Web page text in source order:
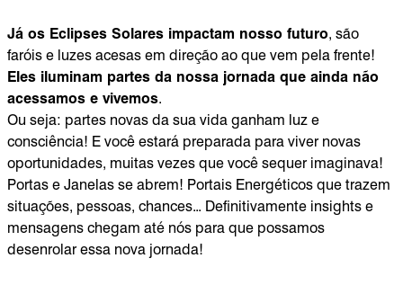
Já os Eclipses Solares impactam nosso futuro, são
faróis e luzes acesas em direção ao que vem pela frente!
Eles iluminam partes da nossa jornada que ainda não
acessamos e vivemos.
Ou seja: partes novas da sua vida ganham luz e
consciência! E você estará preparada para viver novas
oportunidades, muitas vezes que você sequer imaginava!
Portas e Janelas se abrem! Portais Energéticos que trazem
situações, pessoas, chances... Definitivamente insights e
mensagens chegam até nós para que possamos
desenrolar essa nova jornada!